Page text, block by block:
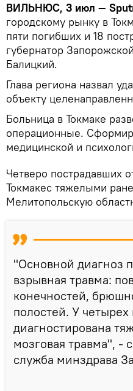
ВИЛЬНЮС, 3 июл —
городскому рынку в
пяти погибших и 18
губернатор
Балицкий.
Глава региона назвал
объекту
Больница в Токмаке
операционные.
медицинской и
Четверо пострадавших
Токмакес тяжелыми
Мелитопольскую
"Основной диагноз
взрывная травма:
конечностей,
полостей. У
диагностирована
мозговая травма", -
служба минздрава